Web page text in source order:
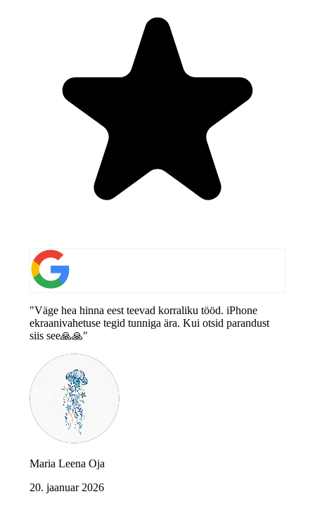
"Väge hea hinna eest teevad korraliku tööd. iPhone
ekraanivahetuse tegid tunniga ära. Kui otsid parandust
siis see🙏🙏"
Maria Leena Oja
20. jaanuar 2026